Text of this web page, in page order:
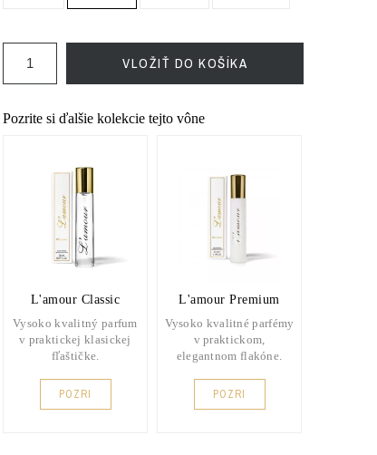
VLOŽIŤ DO KOŠÍKA
Pozrite si ďalšie kolekcie tejto vône
L'amour Classic
Vysoko kvalitný parfum
v praktickej klasickej
fľaštičke.
POZRI
L'amour Premium
Vysoko kvalitné parfémy
v praktickom,
elegantnom flakóne.
POZRI